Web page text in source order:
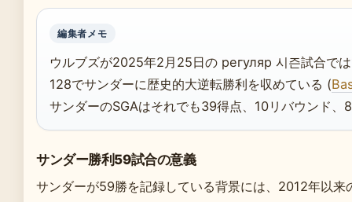
編集者メモ
ウルブズが2025年2月25日の регуляр 시즌試合で
128でサンダーに歴史的大逆転勝利を収めている (
サンダーのSGAはそれでも39得点、10リバウンド
サンダー勝利59試合の意義
サンダーが59勝を記録している背景には、2012年以